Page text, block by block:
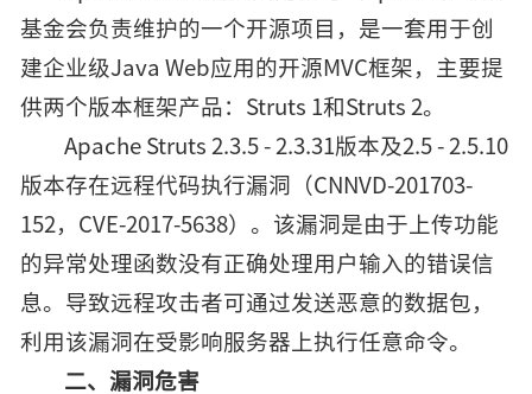
基金会负责维护的一个开源项目，是一套用于创
建企业级Java Web应用的开源MVC框架，主要提
供两个版本框架产品：Struts 1和Struts 2。
Apache Struts 2.3.5 - 2.3.31版本及2.5 - 2.5.10
版本存在远程代码执行漏洞（CNNVD-201703-
152，CVE-2017-5638）。该漏洞是由于上传功能
的异常处理函数没有正确处理用户输入的错误信
息。导致远程攻击者可通过发送恶意的数据包，
利用该漏洞在受影响服务器上执行任意命令。
二、漏洞危害